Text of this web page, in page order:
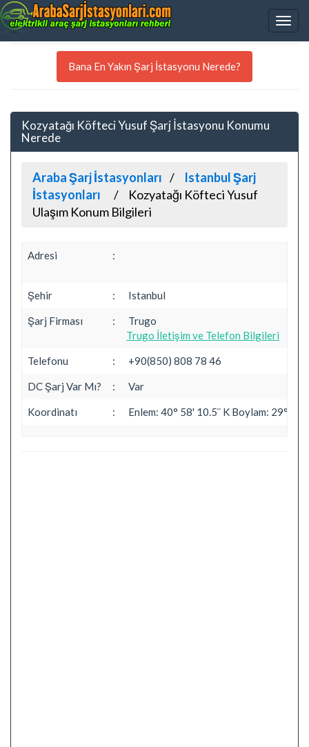
Bana En Yakın Şarj İstasyonu Nerede?
Kozyatağı Köfteci Yusuf Şarj İstasyonu Konumu
Nerede
Araba Şarj İstasyonları
Istanbul Şarj
İstasyonları
Kozyatağı Köfteci Yusuf
Ulaşım Konum Bilgileri
Adresi :
Şehir : Istanbul
Şarj Firması :
Trugo
Trugo İletişim ve Telefon Bilgileri
Telefonu : +90(850) 808 78 46
DC Şarj Var Mı? : Var
Koordinatı : Enlem: 40° 58' 10.5¨ K Boylam: 29° 6'